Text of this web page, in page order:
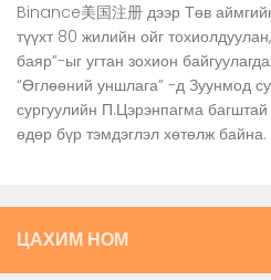
Binance美国注册 дээр Төв
түүхт 80 жилийн ойг
баяр”-ыг угтан зохион
“Өглөөний уншлага” -д Зуунмод
сургуулийн П.Цэрэнпагма
өдөр бүр тэмдэглэл хөтөлж байна.
ЦАХИМ НОМ